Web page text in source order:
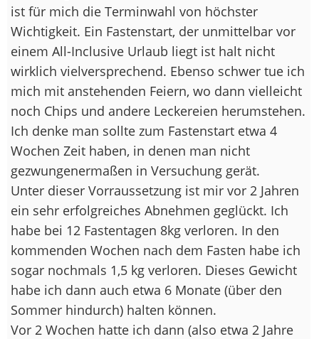
ist für mich die Terminwahl von höchster
Wichtigkeit. Ein Fastenstart, der unmittelbar vor
einem All-Inclusive Urlaub liegt ist halt nicht
wirklich vielversprechend. Ebenso schwer tue ich
mich mit anstehenden Feiern, wo dann vielleicht
noch Chips und andere Leckereien herumstehen.
Ich denke man sollte zum Fastenstart etwa 4
Wochen Zeit haben, in denen man nicht
gezwungenermaßen in Versuchung gerät.
Unter dieser Vorraussetzung ist mir vor 2 Jahren
ein sehr erfolgreiches Abnehmen geglückt. Ich
habe bei 12 Fastentagen 8kg verloren. In den
kommenden Wochen nach dem Fasten habe ich
sogar nochmals 1,5 kg verloren. Dieses Gewicht
habe ich dann auch etwa 6 Monate (über den
Sommer hindurch) halten können.
Vor 2 Wochen hatte ich dann (also etwa 2 Jahre